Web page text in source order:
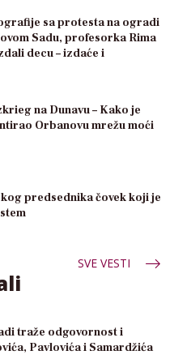
sa protesta na ogradi
Sadu, profesorka Rima
decu – izdaće i
na Dunavu – Kako je
Orbanovu mrežu moći
predsednika čovek koji je
SVE VESTI
traže odgovornost i
Pavlovića i Samardžića